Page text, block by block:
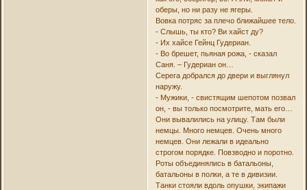
оберы, но ни разу не ягеры.
Вовка потряс за плечо ближайшее тело.
- Слышь, ты кто? Ви хайст ду?
- Их хайсе Гейнц Гудериан.
- Во брешет, пьяная рожа, - сказал
Саня. – Гудериан он…
Серега добрался до двери и выглянул
наружу.
- Мужики, - свистящим шепотом позвал
он, - вы только посмотрите, мать его…
Они вывалились на улицу. Там были
немцы. Много немцев. Очень много
немцев. Они лежали в идеально
строгом порядке. Повзводно и поротно.
Роты объединялись в батальоны,
батальоны в полки, а те в дивизии.
Танки стояли вдоль опушки, экипажи